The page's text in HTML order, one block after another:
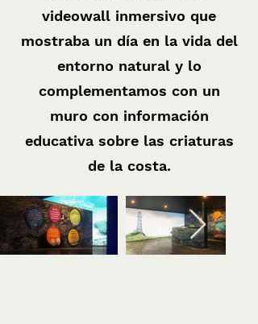
videowall inmersivo que
mostraba un día en la vida del
entorno natural y lo
complementamos con un
muro con información
educativa sobre las criaturas
de la costa.